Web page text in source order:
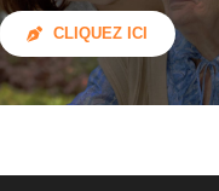
CLIQUEZ ICI